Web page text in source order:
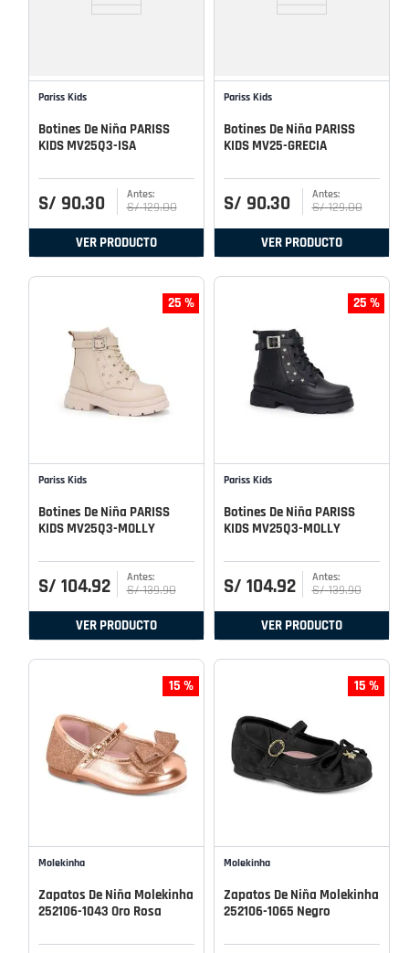
Pariss Kids
Botines De Niña PARISS
KIDS MV25Q3-ISA
S/ 90.30 S/ 129.00
VER PRODUCTO
Pariss Kids
Botines De Niña PARISS
KIDS MV25-GRECIA
S/ 90.30 S/ 129.00
VER PRODUCTO
25 %
Pariss Kids
Botines De Niña PARISS
KIDS MV25Q3-MOLLY
S/ 104.92 S/ 139.90
VER PRODUCTO
25 %
Pariss Kids
Botines De Niña PARISS
KIDS MV25Q3-MOLLY
S/ 104.92 S/ 139.90
VER PRODUCTO
15 %
Molekinha
Zapatos De Niña Molekinha
252106-1043 Oro Rosa
15 %
Molekinha
Zapatos De Niña Molekinha
252106-1065 Negro